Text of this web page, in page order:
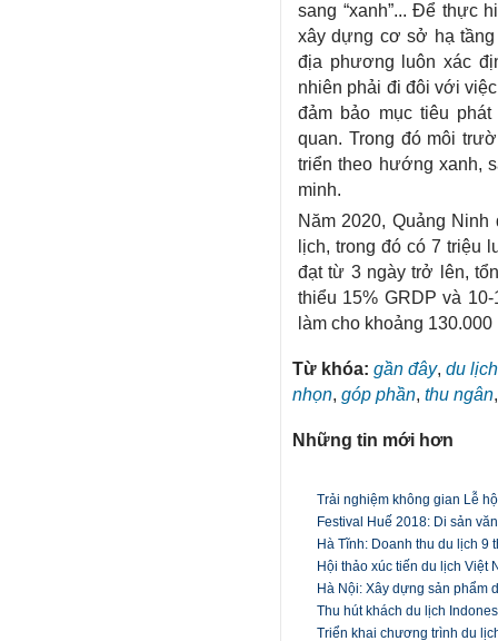
sang “xanh”... Để thực
xây dựng cơ sở hạ
địa phương luôn xác
nhiên phải đi đôi với
đảm bảo mục tiêu
quan. Trong đó môi
triển theo hướng xanh,
minh.
Năm 2020, Quảng
lịch, trong đó có 7 triệu
đạt từ 3 ngày trở lên,
thiểu 15% GRDP và
làm cho khoảng 130.000
Từ khóa: gần đây, du lịch
nhọn, góp phần, thu ngân
Những tin mới hơn
Trải nghiệm không gian Lễ
Festival Huế 2018: Di sản
Hà Tĩnh: Doanh thu du lịch 9
Hội thảo xúc tiến du lịch Việt
Hà Nội: Xây dựng sản phẩm
Thu hút khách du lịch
Triển khai chương trình du